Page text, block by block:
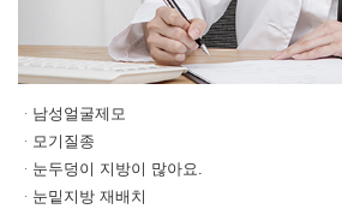
남성얼굴제모
모기질종
눈두덩이 지방이 많아요.
눈밑지방 재배치